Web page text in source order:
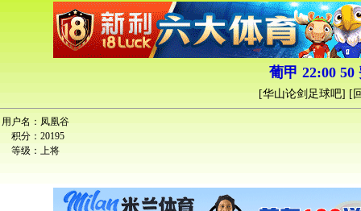
葡甲 22:00 50
[华山论剑足球吧] [
用户名： 凤凰谷
积分： 20195
等级： 上将